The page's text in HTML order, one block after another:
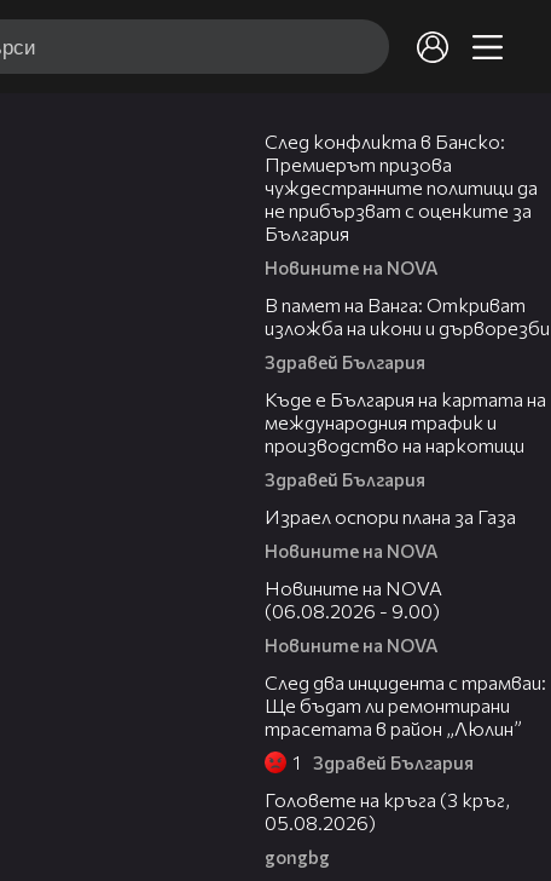
След конфликта в Банско:
Премиерът призова
чуждестранните политици да
не прибързват с оценките за
България
Новините на NOVA
В памет на Ванга: Откриват
изложба на икони и дърворезби
Здравей България
Къде е България на картата на
международния трафик и
производство на наркотици
Здравей България
Израел оспори плана за Газа
Новините на NOVA
Новините на NOVA
(06.08.2026 - 9.00)
Новините на NOVA
След два инцидента с трамваи:
Ще бъдат ли ремонтирани
трасетата в район „Люлин”
1 Здравей България
Головете на кръга (3 кръг,
05.08.2026)
gongbg